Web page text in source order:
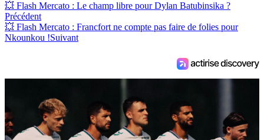
💥 Flash Mercato : Le champ libre pour Dylan Batubinsika ?
Précédent
💥 Flash Mercato : Francfort ne compte pas faire de folies pour
Nkounkou !Suivant